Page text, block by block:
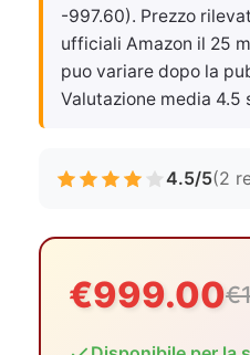
-997.60). Prezzo
ufficiali Amazon il 25
puo variare dopo la
Valutazione media 4.5
4.5/5(2
€999.00